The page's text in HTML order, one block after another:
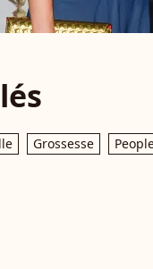
Grossesse